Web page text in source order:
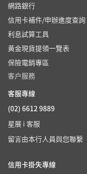
網路銀行
信用卡補件/申辦進度查詢
利息試算工具
黃金現貨提領一覽表
保險電銷專區
客户服務
客服專線
(02) 6612 9889
星展 i 客服
留言由本行人員與您聯繫
信用卡掛失專線